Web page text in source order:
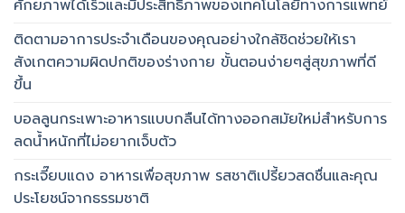
ศักยภาพได้เร็วและมีประสิทธิภาพของเทคโนโลยีทางการแพทย์
ติดตามอาการประจำเดือนของคุณอย่างใกล้ชิดช่วยให้เรา
สังเกตความผิดปกติของร่างกาย ขั้นตอนง่ายๆสู่สุขภาพที่ดี
ขึ้น
บอลลูนกระเพาะอาหารแบบกลืนได้ทางออกสมัยใหม่สำหรับการ
ลดน้ำหนักที่ไม่อยากเจ็บตัว
กระเจี๊ยบแดง อาหารเพื่อสุขภาพ รสชาติเปรี้ยวสดชื่นและคุณ
ประโยชน์จากธรรมชาติ